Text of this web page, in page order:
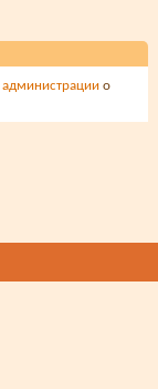
администрации о